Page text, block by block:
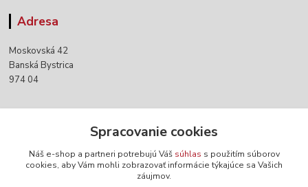
Adresa
Moskovská 42
Banská Bystrica
974 04
+421 903 152 158
Spracovanie cookies
Náš e-shop a partneri potrebujú Váš súhlas s použitím súborov
cookies, aby Vám mohli zobrazovať informácie týkajúce sa Vašich
záujmov.